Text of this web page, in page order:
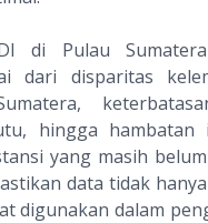
di Pulau
dari disparitas
hingga hambatan
yang masih
data tidak
digunakan dalam